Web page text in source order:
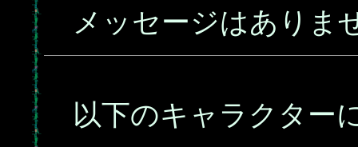
メッセージはありま
以下のキャラクター